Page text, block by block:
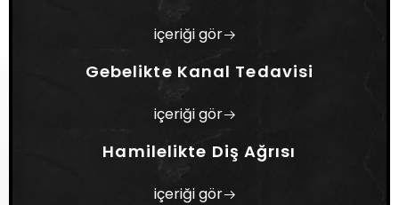
diş beyazlatma tedavileri diş etlerinin
koruması, diş minelerinin korunması,
hassasiyet riskinin minimize edilmesi gibi
noktalara dikkat edilerek gerçekleştirilir.
içeriği gör
Gebelikte Kanal Tedavisi
içeriği gör
Hamilelikte Diş Ağrısı
içeriği gör